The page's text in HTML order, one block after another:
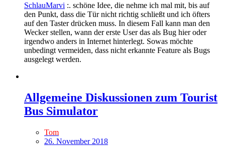
SchlauMarvi :. schöne Idee, die nehme ich mal mit, bis auf
den Punkt, dass die Tür nicht richtig schließt und ich öfters
auf den Taster drücken muss. In diesem Fall kann man den
Wecker stellen, wann der erste User das als Bug hier oder
irgendwo anders in Internet hinterlegt. Sowas möchte
unbedingt vermeiden, dass nicht erkannte Feature als Bugs
ausgelegt werden.
Allgemeine Diskussionen zum Tourist
Bus Simulator
Tom
26. November 2018